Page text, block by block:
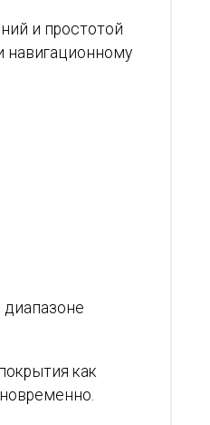
и простотой
навигационному
как